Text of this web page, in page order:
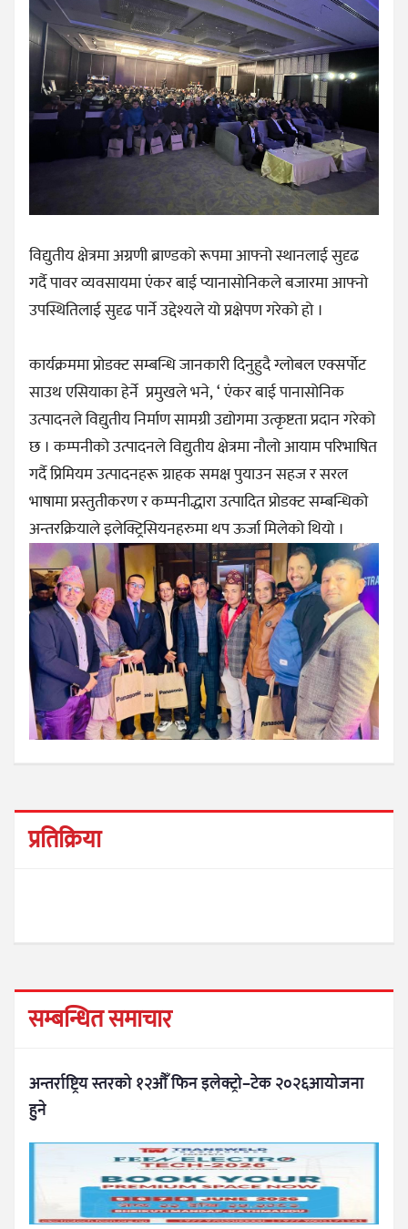
विद्युतीय क्षेत्रमा अग्रणी ब्राण्डको रूपमा आफ्नो स्थानलाई सुदृढ
गर्दै पावर व्यवसायमा एंकर बाई प्यानासोनिकले बजारमा आफ्नो
उपस्थितिलाई सुदृढ पार्ने उद्देश्यले यो प्रक्षेपण गरेको हो ।
कार्यक्रममा प्रोडक्ट सम्बन्धि जानकारी दिनुहुदै ग्लोबल एक्सर्पोट
साउथ एसियाका हेर्ने प्रमुखले भने, ‘ एंकर बाई पानासोनिक
उत्पादनले विद्युतीय निर्माण सामग्री उद्योगमा उत्कृष्टता प्रदान गरेको
छ । कम्पनीको उत्पादनले विद्युतीय क्षेत्रमा नौलो आयाम परिभाषित
गर्दै प्रिमियम उत्पादनहरू ग्राहक समक्ष पुयाउन सहज र सरल
भाषामा प्रस्तुतीकरण र कम्पनीद्धारा उत्पादित प्रोडक्ट सम्बन्धिको
अन्तरक्रियाले इलेक्ट्रिसियनहरुमा थप ऊर्जा मिलेको थियो ।
प्रतिक्रिया
सम्बन्धित समाचार
अन्तर्राष्ट्रिय स्तरको १२औँ फिन इलेक्ट्रो–टेक २०२६आयोजना
हुने